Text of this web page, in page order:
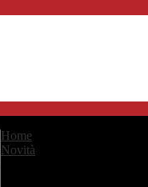
Home
Novità